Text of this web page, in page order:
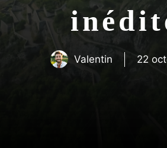
Valentin 22